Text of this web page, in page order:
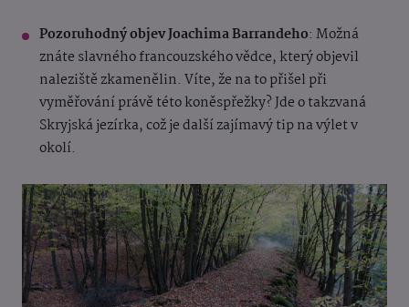
Pozoruhodný objev Joachima Barrandeho: Možná
znáte slavného francouzského vědce, který objevil
naleziště zkamenělin. Víte, že na to přišel při
vyměřování právě této koněspřežky? Jde o takzvaná
Skryjská jezírka, což je další zajímavý tip na výlet v
okolí.